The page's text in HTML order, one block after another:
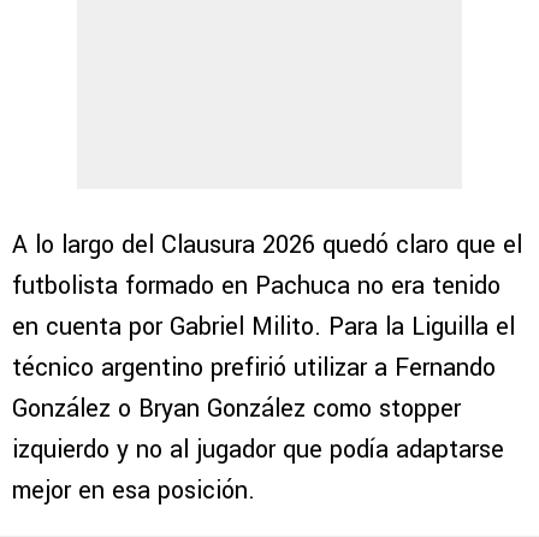
A lo largo del Clausura 2026 quedó claro que el
futbolista formado en Pachuca no era tenido
en cuenta por Gabriel Milito. Para la Liguilla el
técnico argentino prefirió utilizar a Fernando
González o Bryan González como stopper
izquierdo y no al jugador que podía adaptarse
mejor en esa posición.